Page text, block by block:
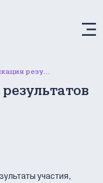
Началась публикация результатов осеннего турнира
участия,